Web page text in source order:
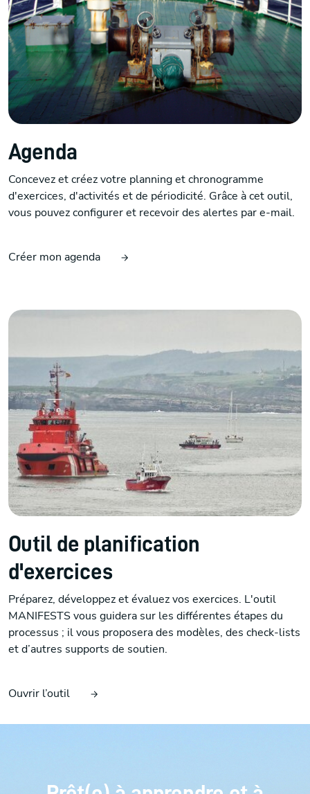
Agenda
Concevez et créez votre planning et chronogramme
d'exercices, d'activités et de périodicité. Grâce à cet outil,
vous pouvez configurer et recevoir des alertes par e-mail.
Créer mon agenda
Outil de planification
d'exercices
Préparez, développez et évaluez vos exercices. L'outil
MANIFESTS vous guidera sur les différentes étapes du
processus ; il vous proposera des modèles, des check-lists
et d’autres supports de soutien.
Ouvrir l’outil